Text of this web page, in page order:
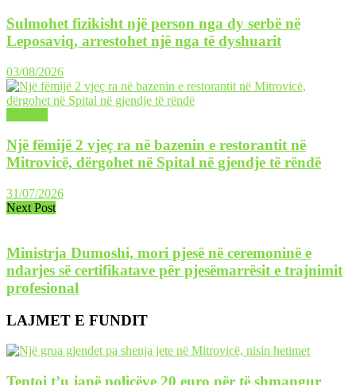
Sulmohet fizikisht një person nga dy serbë në
Leposaviq, arrestohet një nga të dyshuarit
03/08/2026
Një fëmijë 2 vjeç ra në bazenin e restorantit në
Mitrovicë, dërgohet në Spital në gjendje të rëndë
31/07/2026
Next Post
Ministrja Dumoshi, mori pjesë në ceremoninë e
ndarjes së certifikatave për pjesëmarrësit e trajnimit
profesional
LAJMET E FUNDIT
Tentoi t’u japë policëve 20 euro për të shmangur